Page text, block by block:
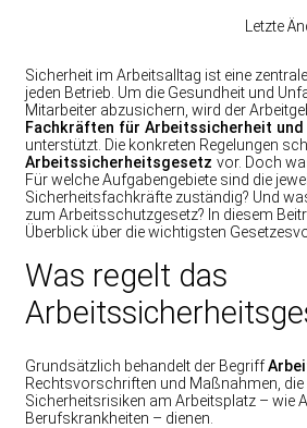
Letzte
Sicherheit im Arbeitsalltag ist eine
jeden Betrieb. Um die Gesundheit und
Mitarbeiter abzusichern, wird der
Fachkräften für Arbeitssicherheit
unterstützt. Die konkreten Regelungen
Arbeitssicherheitsgesetz vor. Doch
Für welche Aufgabengebiete sind die
Sicherheitsfachkräfte zuständig? Und
zum Arbeitsschutzgesetz? In diesem
Überblick über die wichtigsten
Was regelt das
Grundsätzlich behandelt der Begriff
Rechtsvorschriften und Maßnahmen,
Sicherheitsrisiken am Arbeitsplatz – wie
Berufskrankheiten – dienen.